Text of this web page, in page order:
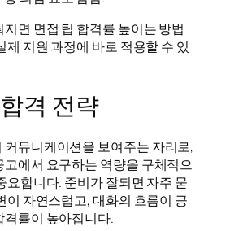
면 면접 팁 합격률 높이는 방법
제 지원 과정에 바로 적용할 수 있
격 전략
커뮤니케이션을 보여주는 자리로,
에서 요구하는 역량을 구체적으
요합니다. 준비가 잘되면 자주 묻
이 자연스럽고, 대화의 흐름이 긍
률이 높아집니다.